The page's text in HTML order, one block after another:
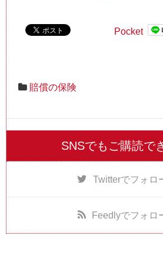
Pocket
賠償の保険
SNSでもご購読で
Twitterでフォロ
Feedlyでフォロ